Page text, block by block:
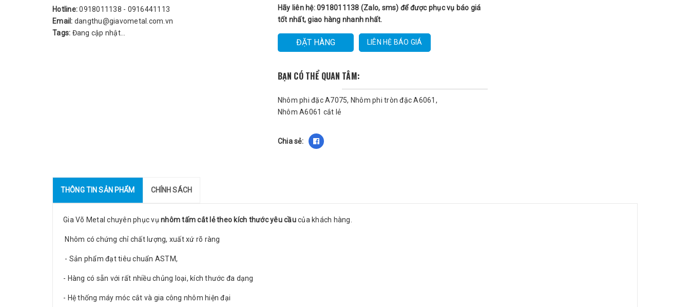
Hotline: 0918011138 - 0916441113
Email: dangthu@giavometal.com.vn
Tags: Đang cập nhật...
Hãy liên hệ: 0918011138 (Zalo, sms) để được phục vụ báo giá
tốt nhất, giao hàng nhanh nhất.
ĐẶT HÀNG LIÊN HỆ BÁO GIÁ
BẠN CÓ THỂ QUAN TÂM:
Nhôm phi đặc A7075 Nhôm phi tròn đặc A6061
Nhôm A6061 cắt lẻ
Chia sẻ:
THÔNG TIN SẢN PHẨM CHÍNH SÁCH
Gia Võ Metal chuyên phục vụ nhôm tấm cắt lẻ theo kích thước yêu cầucủa khách hàng.
Nhôm có chứng chỉ chất lượng, xuất xứ rõ ràng
- Sản phẩm đạt tiêu chuẩn ASTM,
- Hàng có sẵn với rất nhiều chủng loại, kích thước đa dạng
- Hệ thống máy móc cắt và gia công nhôm hiện đại